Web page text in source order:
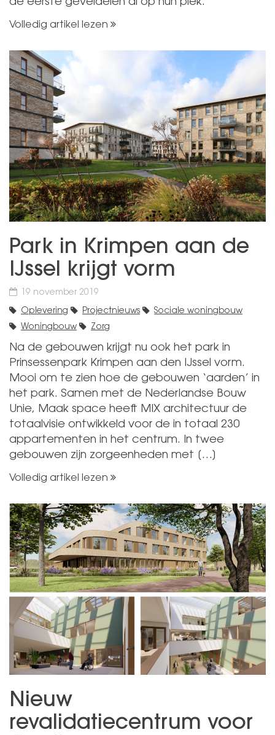
de eerste geveldelen al op hun plek.
Volledig artikel lezen
Park in Krimpen aan de
IJssel krijgt vorm
19 november 2019
Oplevering Projectnieuws
Sociale woningbouw
Woningbouw
Zorg
Na de gebouwen krijgt nu ook het park in
Prinsessenpark Krimpen aan den IJssel vorm.
Mooi om te zien hoe de gebouwen ‘aarden’ in
het park. Samen met de Nederlandse Bouw
Unie, Maak space heeft MIX architectuur de
totaalvisie ontwikkeld voor de in totaal 230
appartementen in het centrum. In twee
gebouwen zijn zorgeenheden met […]
Volledig artikel lezen
Nieuw
revalidatiecentrum voor